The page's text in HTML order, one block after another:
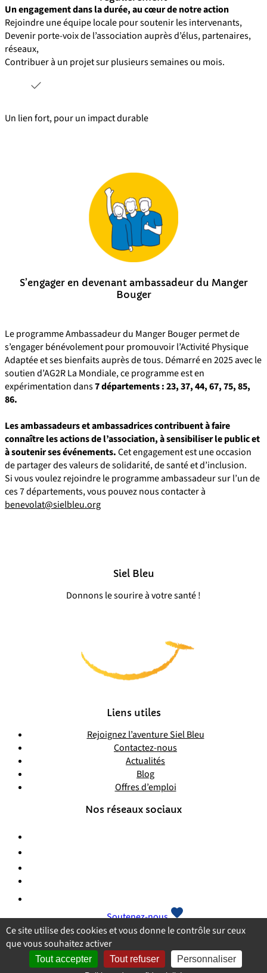
Un engagement dans la durée, au cœur de notre action
Rejoindre une équipe locale pour soutenir les intervenants,
Devenir porte-voix de l’association auprès d’élus, partenaires,
réseaux,
Contribuer à un projet sur plusieurs semaines ou mois.
Un lien fort, pour un impact durable
S’engager en devenant ambassadeur du Manger
Bouger
Le programme Ambassadeur du Manger Bouger permet de
s’engager bénévolement pour promouvoir l’Activité Physique
Adaptée et ses bienfaits auprès de tous. Démarré en 2025 avec le
soutien d’AG2R La Mondiale, ce programme est en
expérimentation dans7 départements : 23, 37, 44, 67, 75, 85,
86.
Les ambassadeurs et ambassadrices contribuent à faire
connaître les actions de l’association, à sensibiliser le public et
à soutenir ses événements.Cet engagement est une occasion
de partager des valeurs de solidarité, de santé et d’inclusion.
Si vous voulez rejoindre le programme ambassadeur sur l’un de
ces 7 départements, vous pouvez nous contacter à
benevolat@sielbleu.org
Siel Bleu
Donnons le sourire à votre santé !
Liens utiles
Rejoignez l’aventure Siel Bleu
Contactez-nous
Actualités
Blog
Offres d’emploi
Nos réseaux sociaux
Soutenez-nous
Plan du siteMentions légalesPolitique de confidentialitéCGU
Ce site utilise des cookies et vous donne le contrôle sur ceux
que vous souhaitez activer
Tout accepter Tout refuser Personnaliser